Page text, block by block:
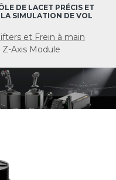
et Frein à main
Axis Module
DE LACET PRÉCIS ET
SIMULATION DE VOL